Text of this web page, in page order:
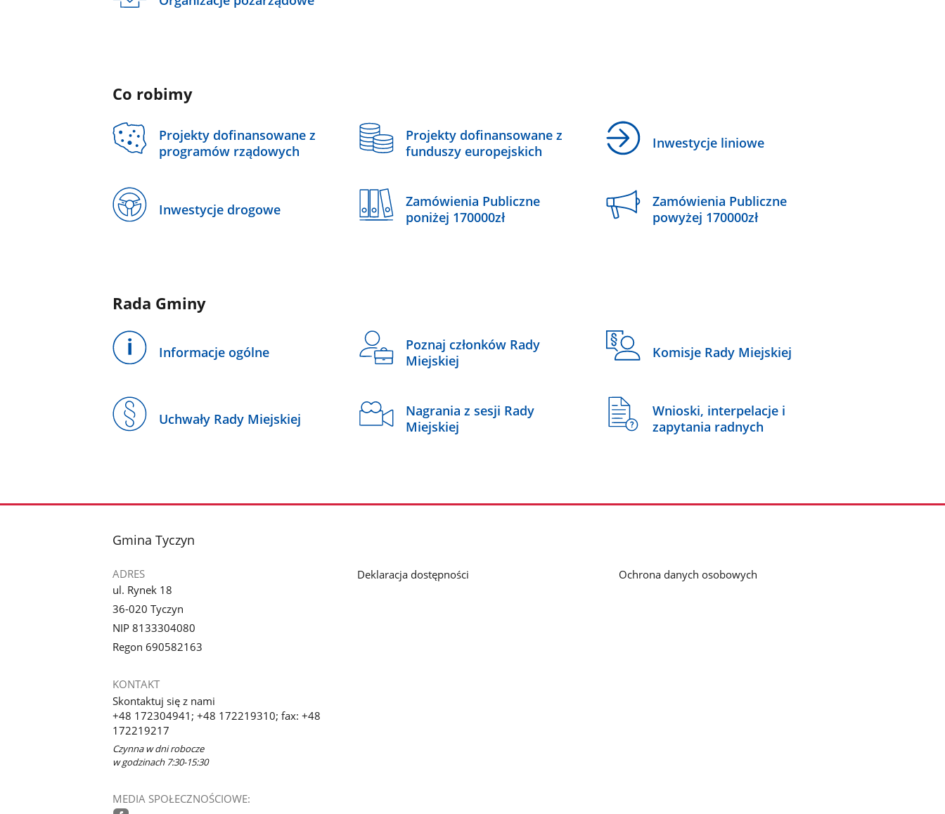
Co robimy
Projekty dofinansowane z
programów rządowych
Projekty dofinansowane z
funduszy europejskich
Inwestycje liniowe
Inwestycje drogowe
Zamówienia Publiczne
poniżej 170000zł
Zamówienia Publiczne
powyżej 170000zł
Rada Gminy
Informacje ogólne
Poznaj członków Rady
Miejskiej
Komisje Rady Miejskiej
Uchwały Rady Miejskiej
Nagrania z sesji Rady
Miejskiej
Wnioski, interpelacje i
zapytania radnych
stopka
Gmina Tyczyn
ADRES
ul. Rynek 18
36-020 Tyczyn
NIP 8133304080
Regon 690582163
KONTAKT
Skontaktuj się z nami
+48 172304941; +48 172219310; fax: +48
172219217
Czynna w dni robocze
w godzinach 7:30-15:30
MEDIA SPOŁECZNOŚCIOWE:
Deklaracja dostępności Ochrona danych osobowych